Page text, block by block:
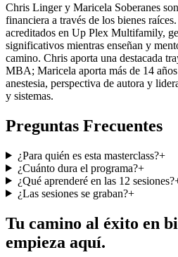
Chris Linger y Maricela Soberanes
financiera a través de los bienes
acreditados en Up Plex Multifamily,
significativos mientras enseñan y
camino. Chris aporta una destacada
MBA; Maricela aporta más de 14
anestesia, perspectiva de autora y
y sistemas.
Preguntas Frecuentes
¿Para quién es esta masterclass?+
¿Cuánto dura el programa?+
¿Qué aprenderé en las 12 sesiones?
¿Las sesiones se graban?+
Tu camino al éxito en
empieza aquí.